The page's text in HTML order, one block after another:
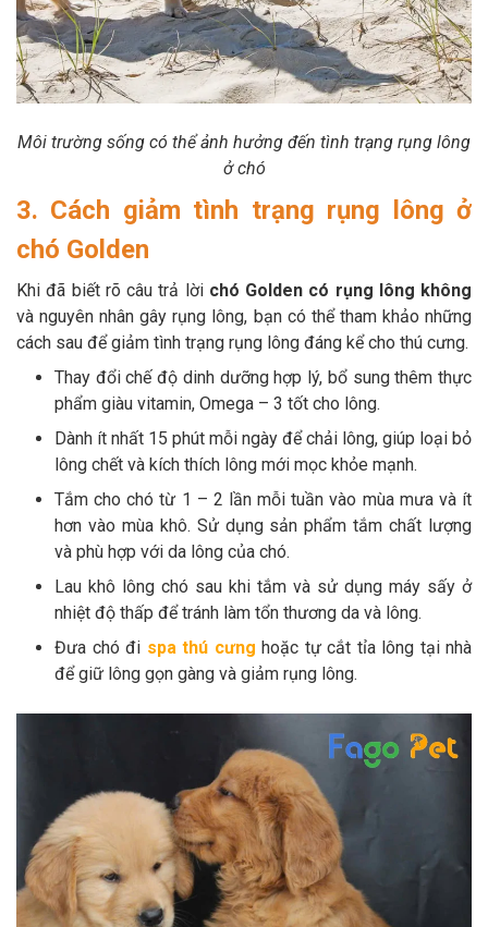
Môi trường sống có thể ảnh hưởng đến tình trạng rụng lông
ở chó
3. Cách giảm tình trạng rụng lông ở
chó Golden
Khi đã biết rõ câu trả lờichó Golden có rụng lông không
và nguyên nhân gây rụng lông, bạn có thể tham khảo những
cách sau để giảm tình trạng rụng lông đáng kể cho thú cưng.
Thay đổi chế độ dinh dưỡng hợp lý, bổ sung thêm thực
phẩm giàu vitamin, Omega – 3 tốt cho lông.
Dành ít nhất 15 phút mỗi ngày để chải lông, giúp loại bỏ
lông chết và kích thích lông mới mọc khỏe mạnh.
Tắm cho chó từ 1 – 2 lần mỗi tuần vào mùa mưa và ít
hơn vào mùa khô. Sử dụng sản phẩm tắm chất lượng
và phù hợp với da lông của chó.
Lau khô lông chó sau khi tắm và sử dụng máy sấy ở
nhiệt độ thấp để tránh làm tổn thương da và lông.
Đưa chó đi spa thú cưng hoặc tự cắt tỉa lông tại nhà
để giữ lông gọn gàng và giảm rụng lông.